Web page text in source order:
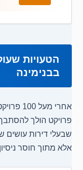
הטעויות
בבנימינה
אחרי
פרויקט הולך
שבעלי דירות עושים
אלא מתוך חוסר